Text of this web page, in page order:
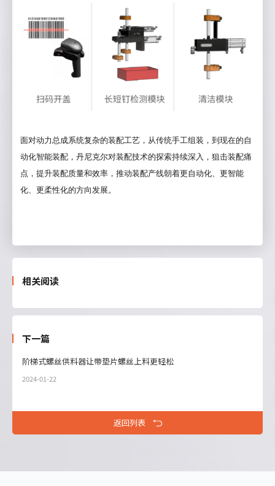
面对动力总成系统复杂的装配工艺，从传统手工组装，到现在的自
动化智能装配，丹尼克尔对装配技术的探索持续深入，狙击装配痛
点，提升装配质量和效率，推动装配产线朝着更自动化、更智能
化、更柔性化的方向发展。
相关阅读
下一篇
阶梯式螺丝供料器让带垫片螺丝上料更轻松
2024-01-22
返回列表